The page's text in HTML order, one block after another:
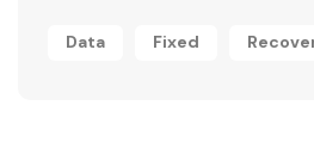
Data Fixed